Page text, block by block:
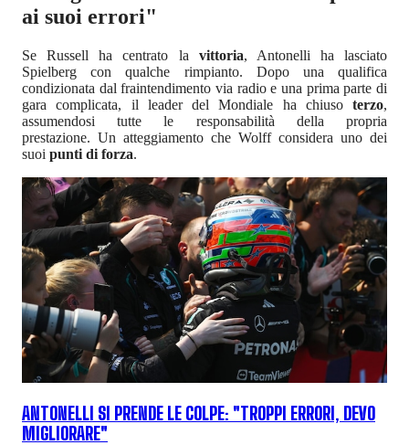
ai suoi errori"
Se Russell ha centrato la vittoria, Antonelli ha lasciato
Spielberg con qualche rimpianto. Dopo una qualifica
condizionata dal fraintendimento via radio e una prima parte di
gara complicata, il leader del Mondiale ha chiuso terzo,
assumendosi tutte le responsabilità della propria
prestazione. Un atteggiamento che Wolff considera uno dei
suoi punti di forza.
ANTONELLI SI PRENDE LE COLPE: "TROPPI ERRORI, DEVO
MIGLIORARE"